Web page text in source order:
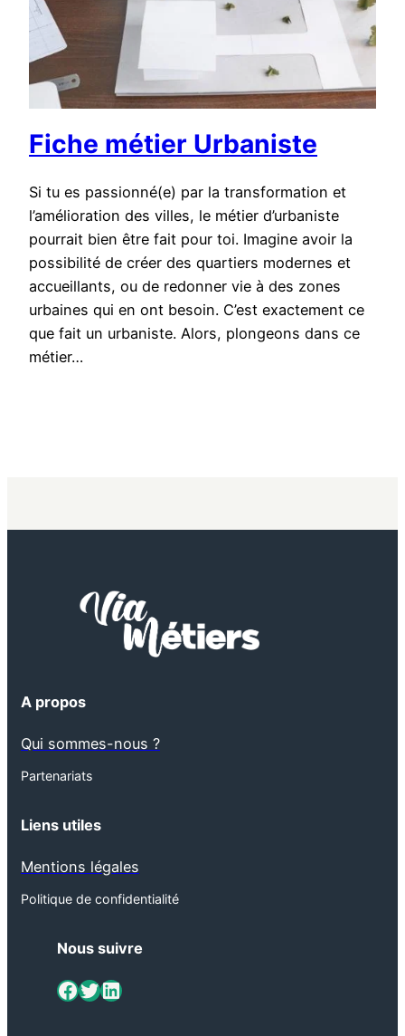
Fiche métier Urbaniste
Si tu es passionné(e) par la transformation et
l’amélioration des villes, le métier d’urbaniste
pourrait bien être fait pour toi. Imagine avoir la
possibilité de créer des quartiers modernes et
accueillants, ou de redonner vie à des zones
urbaines qui en ont besoin. C’est exactement ce
que fait un urbaniste. Alors, plongeons dans ce
métier…
A propos
Qui sommes-nous ?
Partenariats
Liens utiles
Mentions légales
Politique de confidentialité
Nous suivre
ViaMétiers sur Facebook Twitter LinkedIn